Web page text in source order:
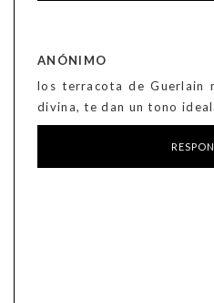
ANÓNIMO
los terracota de Guerlain
divina, te dan un tono ideal.